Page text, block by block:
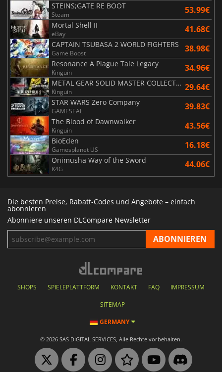
STEINS;GATE RE BOOT
Steam 53.99€
Mortal Shell II
eBay 41.68€
CAPTAIN TSUBASA 2 WORLD FIGHTERS
Game Boost 38.98€
Resonance A Plague Tale Legacy
Kinguin 34.96€
METAL GEAR SOLID MASTER COLLECTION Vol.2
Kinguin 29.64€
STAR WARS Zero Company
GAMESEAL 39.83€
The Blood of Dawnwalker
Kinguin 43.56€
BioEden
Gamesplanet US 16.18€
Onimusha Way of the Sword
K4G 44.06€
Die besten Preise, Rabatt-Codes und Angebote – einfach
abonnieren
Abonniere unseren DLCompare Newsletter
SHOPS SPIELEPLATTFORM KONTAKT FAQ IMPRESSUM
SITEMAP
GERMANY
© 2026 SAS DIGITAL SERVICES, Alle Rechte vorbehalten.